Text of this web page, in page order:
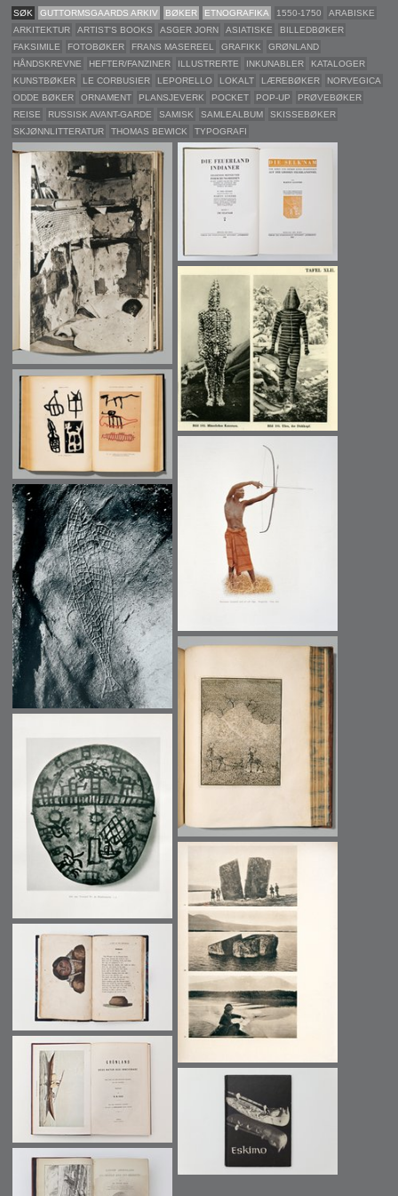
SØK GUTTORMSGAARDS ARKIV BØKER ETNOGRAFIKA 1550-1750
ARABISKE
ARKITEKTUR
ARTIST'S BOOKS ASGER JORN ASIATISKE
BILLEDBØKER
FAKSIMILE
FOTOBØKER FRANS MASEREEL GRAFIKK
GRØNLAND
HÅNDSKREVNE
HEFTER/FANZINER ILLUSTRERTE INKUNABLER
KATALOGER
KUNSTBØKER
LE CORBUSIER LEPORELLO LOKALT LÆREBØKER
NORVEGICA
ODDE BØKER
ORNAMENT PLANSJEVERK POCKET POP-UP
PRØVEBØKER
REISE
RUSSISK AVANT-GARDE SAMISK SAMLEALBUM
SKISSEBØKER
SKJØNNLITTERATUR
THOMAS BEWICK TYPOGRAFI